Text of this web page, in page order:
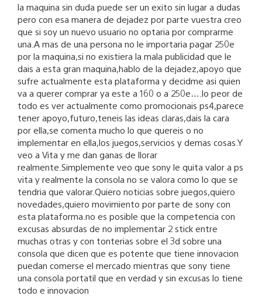
la maquina sin duda puede ser un exito sin lugar a dudas
pero con esa manera de dejadez por parte vuestra creo
que si soy un nuevo usuario no optaria por comprarme
una.A mas de una persona no le importaria pagar 250e
por la maquina,si no existiera la mala publicidad que le
dais a esta gran maquina,hablo de la dejadez,apoyo que
sufre actualmente esta plataforma y decidme asi quien
va a querer comprar ya este a 160 o a 250e….lo peor de
todo es ver actualmente como promocionais ps4,parece
tener apoyo,futuro,teneis las ideas claras,dais la cara
por ella,se comenta mucho lo que quereis o no
implementar en ella,los juegos,servicios y demas cosas.Y
veo a Vita y me dan ganas de llorar
realmente.Simplemente veo que sony le quita valor a ps
vita y realmente la consola no se valora como lo que se
tendria que valorar.Quiero noticias sobre juegos,quiero
novedades,quiero movimiento por parte de sony con
esta plataforma.no es posible que la competencia con
excusas absurdas de no implementar 2 stick entre
muchas otras y con tonterias sobre el 3d sobre una
consola que dicen que es potente que tiene innovacion
puedan comerse el mercado mientras que sony tiene
una consola portatil que en verdad y sin excusas lo tiene
todo e innovacion